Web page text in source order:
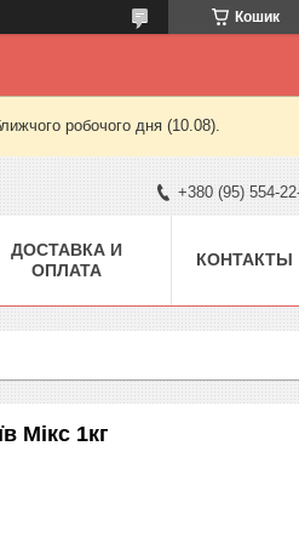
Кошик
робочого дня (10.08).
+380 (95) 554-
ДОСТАВКА И
ОПЛАТА
КОНТАКТЫ
Мікс 1кг